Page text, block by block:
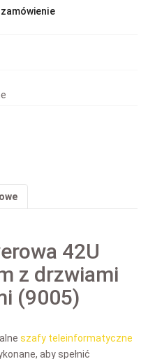
42U
z drzwiami
(9005)
szafy teleinformatyczne
aby spełnić